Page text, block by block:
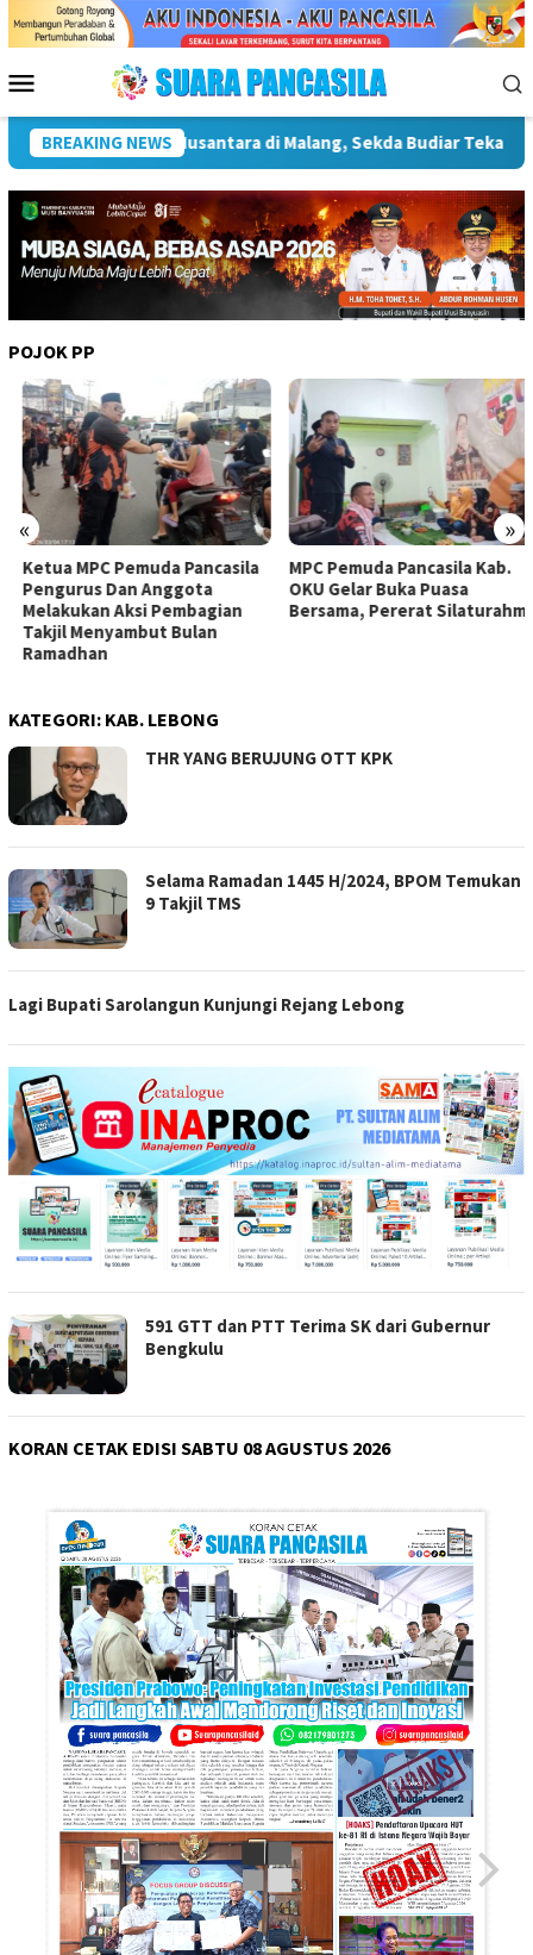
Menu
Mobile
BREAKING NEWS
Pentingnya Infrastruktur Kebudayaan Wakil Wali Kota
POJOK PP
« »
Ketua MPC Pemuda Pancasila
Pengurus Dan Anggota
Melakukan Aksi Pembagian
Takjil Menyambut Bulan
Ramadhan
MPC Pemuda Pancasila Kab.
OKU Gelar Buka Puasa
Bersama, Pererat Silaturahmi
KATEGORI: KAB. LEBONG
THR YANG BERUJUNG OTT KPK
Selama Ramadan 1445 H/2024, BPOM Temukan
9 Takjil TMS
Lagi Bupati Sarolangun Kunjungi Rejang Lebong
591 GTT dan PTT Terima SK dari Gubernur
Bengkulu
KORAN CETAK EDISI SABTU 08 AGUSTUS 2026